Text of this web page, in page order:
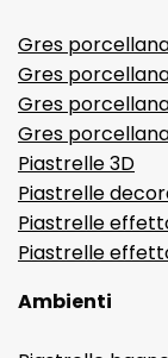
Gres
Gres
Gres
Gres
Piastrelle 3D
Piastrelle
Piastrelle
Piastrelle
Ambienti